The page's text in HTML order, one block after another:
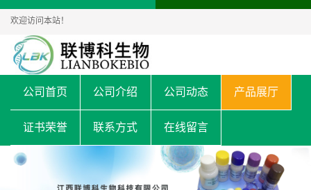
欢迎访问本站！
公司首页 公司介绍 公司动态 产品展厅
证书荣誉 联系方式 在线留言